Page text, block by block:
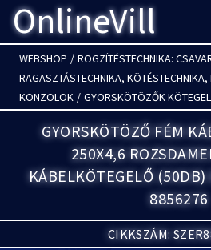
OnlineVill
WEBSHOP / RÖGZÍTÉSTECHNIKA:
RAGASZTÁSTECHNIKA,
KONZOLOK / GYORSKÖTÖZŐK
GYORSKÖTÖZŐ FÉM
250X4,6
KÁBELKÖTEGELŐ
8856276
CIKKSZÁM: